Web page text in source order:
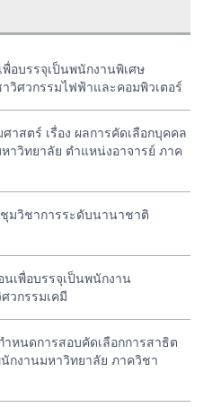
อบรรจุเป็นพนักงานพิเศษ
วิศวกรรมไฟฟ้าและคอมพิวเตอร์
าสตร์ เรื่อง ผลการคัดเลือกบุคคล
าวิทยาลัย ตำแหน่งอาจารย์ ภาค
มวิชาการระดับนานาชาติ
เพื่อบรรจุเป็นพนักงาน
วกรรมเคมี
หนดการสอบคัดเลือกการสาธิต
กงานมหาวิทยาลัย ภาควิชา